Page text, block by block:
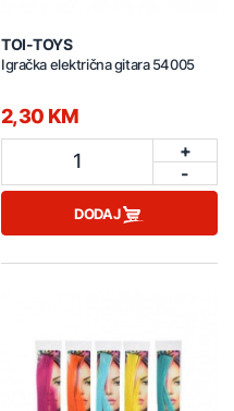
TOI-TOYS
Igračka električna gitara 54005
2,30 KM
1
+
-
DODAJ